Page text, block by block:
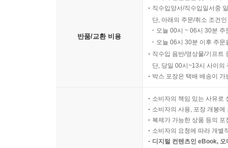
반품/교환 비용
직수입양서/직수입일서중
단, 아래의 주문/취소 조건
오늘 00시 ~ 06시 30분
오늘 06시 30분 이후 주
직수입 음반/영상물/기프트
단, 당일 00시~13시 사이의
박스 포장은 택배 배송이
소비자의 책임 있는 사유로
소비자의 사용, 포장 개봉
복제가 가능한 상품 등의
소비자의 요청에 따라 개별
디지털 컨텐츠인 eBook,